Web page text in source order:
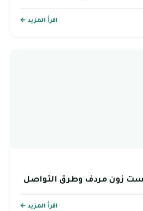
اقرأ المزيد ←
زون مردف وطرق التواصل
اقرأ المزيد ←